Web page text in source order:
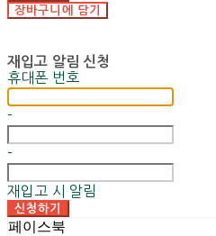
장바구니에 담기
재입고 알림 신청
휴대폰 번호
-
-
재입고 시 알림
신청하기
페이스북